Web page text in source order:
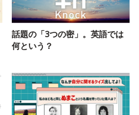
話題の「3つの密」。英語では
何という？